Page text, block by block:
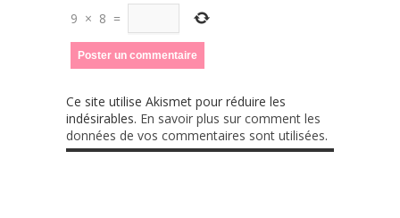
9 × 8 =
Ce site utilise Akismet pour réduire les
indésirables. En savoir plus sur comment les
données de vos commentaires sont utilisées.